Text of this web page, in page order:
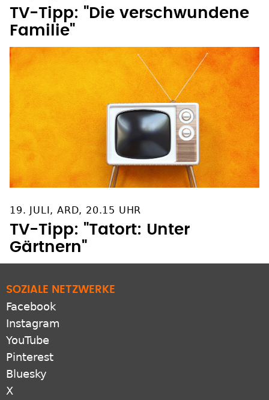
TV-Tipp: "Die verschwundene
Familie"
19. JULI, ARD, 20.15 UHR
TV-Tipp: "Tatort: Unter
Gärtnern"
SOZIALE NETZWERKE
Facebook
Instagram
YouTube
Pinterest
Bluesky
X